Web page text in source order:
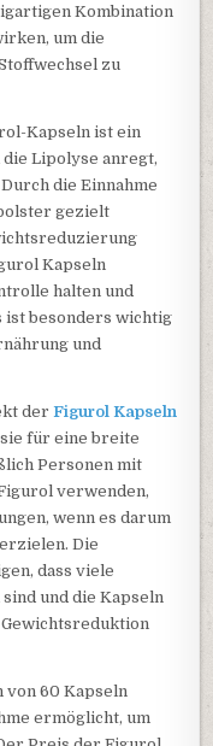
Kombination
um die
zu
Kapseln ist ein
Lipolyse anregt,
die Einnahme
gezielt
Kapseln
halten und
besonders wichtig
und
derFigurol Kapseln
für eine breite
Personen mit
verwenden,
wenn es darum
Die
dass viele
und die Kapseln
von 60 Kapseln
ermöglicht, um